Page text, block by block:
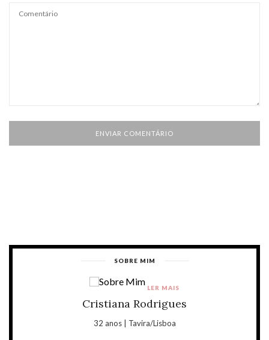
SOBRE MIM
Cristiana Rodrigues
32 anos | Tavira/Lisboa
LER MAIS